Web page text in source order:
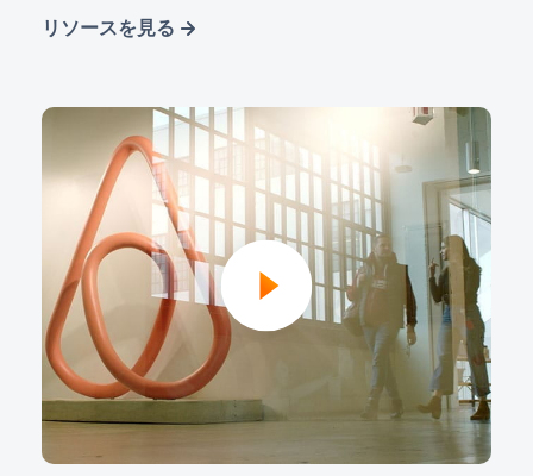
リソースを見る